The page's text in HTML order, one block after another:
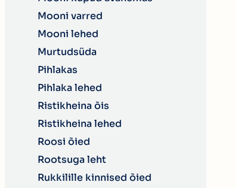
Mooni varred
Mooni lehed
Murtudsüda
Pihlakas
Pihlaka lehed
Ristikheina õis
Ristikheina lehed
Roosi õied
Rootsuga leht
Rukkilille kinnised õied